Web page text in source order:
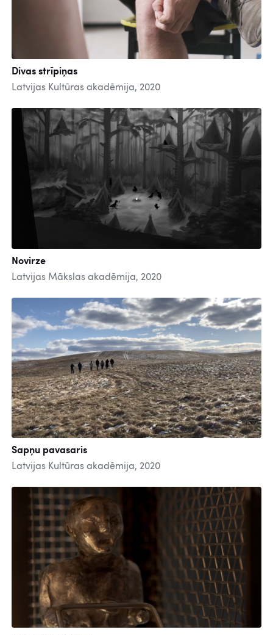
Divas strīpiņas
Latvijas Kultūras akadēmija, 2020
Novirze
Latvijas Mākslas akadēmija, 2020
Sapņu pavasaris
Latvijas Kultūras akadēmija, 2020